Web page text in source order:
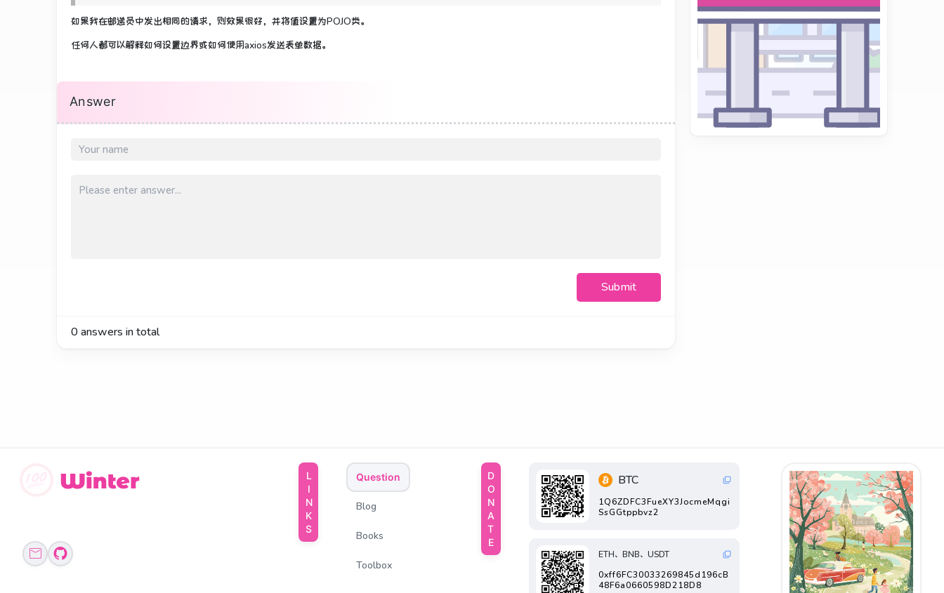
如果我在邮递员中发出相同的请求，则效果很好，并将值设置为POJO类。
任何人都可以解释如何设置边界或如何使用axios发送表单数据。
Answer
Submit
0answers in total
LINKS Question
Blog
Books
Toolbox
DONATE BTC
1Q6ZDFC3FueXY3JocmeMqgi
SsGGtppbvz2
ETH、BNB、USDT
0xff6FC30033269845d196cB
48F6a0660598D218D8